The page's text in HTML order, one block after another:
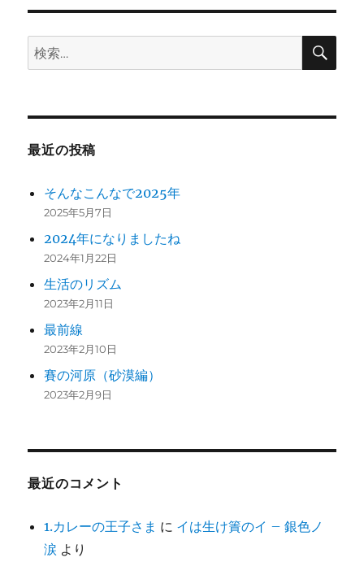
検
索:
検
最近の投稿
そんなこんなで2025年
2025年5月7日
2024年になりましたね
2024年1月22日
生活のリズム
2023年2月11日
最前線
2023年2月10日
賽の河原（砂漠編）
2023年2月9日
最近のコメント
1.カレーの王子さま に イは生け簀のイ – 銀色ノ
涙 より